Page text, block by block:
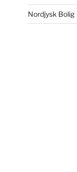
Nordjysk Bolig